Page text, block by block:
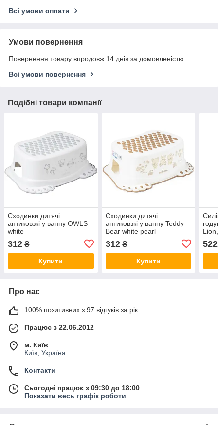
Всі умови оплати
Умови повернення
Повернення товару впродовж 14 днів за домовленістю
Всі умови повернення
Подібні товари компанії
Сходинки дитячі
антиковзкі у ванну OWLS
white
312 ₴
Купити
Сходинки дитячі
антиковзкі у ванну Teddy
Bear white pearl
312₴
Купити
522
Про нас
100% позитивних з 97 відгуків за рік
Працює з 22.06.2012
м. Київ
Київ, Україна
Контакти
Сьогодні працює з 09:30 до 18:00
Показати весь графік роботи